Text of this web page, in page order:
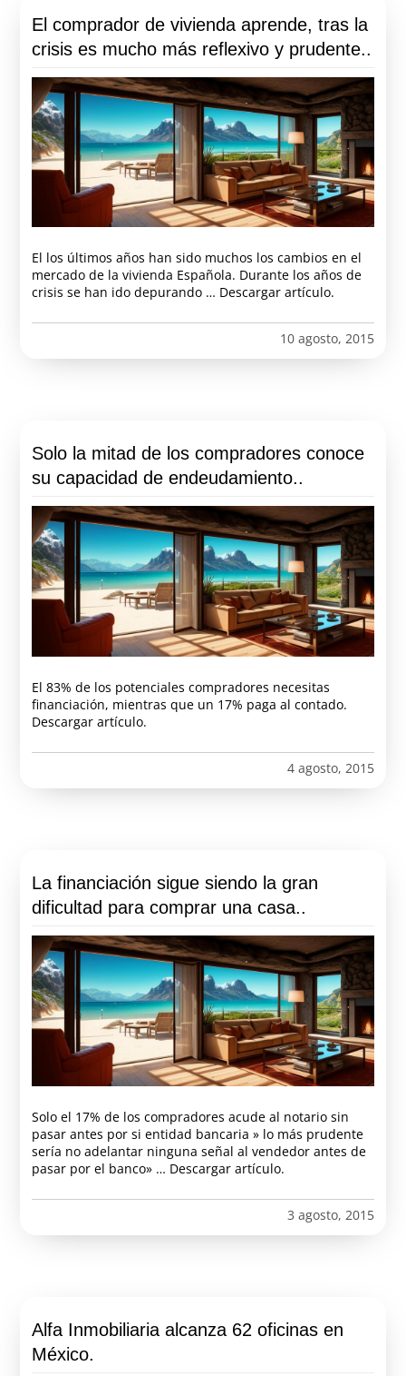
El comprador de vivienda aprende, tras la
crisis es mucho más reflexivo y prudente..
El los últimos años han sido muchos los cambios en el
mercado de la vivienda Española. Durante los años de
crisis se han ido depurando … Descargar artículo.
10 agosto, 2015
Solo la mitad de los compradores conoce
su capacidad de endeudamiento..
El 83% de los potenciales compradores necesitas
financiación, mientras que un 17% paga al contado.
Descargar artículo.
4 agosto, 2015
La financiación sigue siendo la gran
dificultad para comprar una casa..
Solo el 17% de los compradores acude al notario sin
pasar antes por si entidad bancaria » lo más prudente
sería no adelantar ninguna señal al vendedor antes de
pasar por el banco» … Descargar artículo.
3 agosto, 2015
Alfa Inmobiliaria alcanza 62 oficinas en
México.